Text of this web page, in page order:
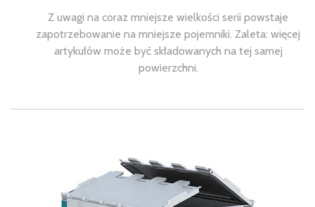
Z uwagi na coraz mniejsze wielkości serii powstaje
zapotrzebowanie na mniejsze pojemniki. Zaleta: więcej
artykułów może być składowanych na tej samej
powierzchni.